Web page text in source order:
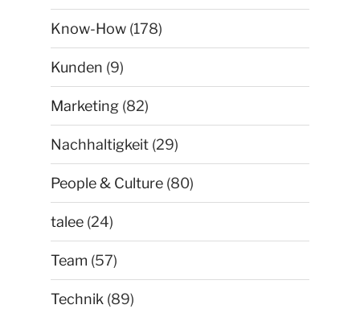
Know-How (178)
Kunden (9)
Marketing (82)
Nachhaltigkeit (29)
People & Culture (80)
talee (24)
Team (57)
Technik (89)